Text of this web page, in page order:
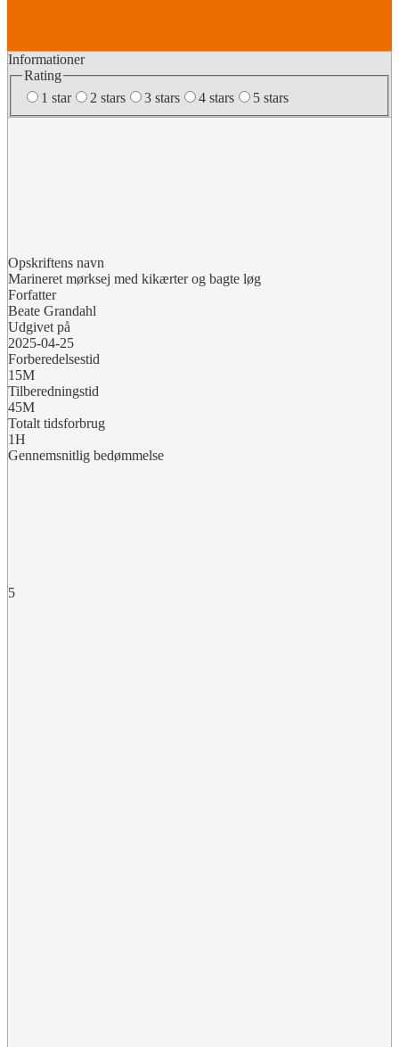
Informationer
Rating
1 star
2 stars 3 stars 4 stars 5 stars
Opskriftens navn
Marineret mørksej med kikærter og bagte løg
Forfatter
Beate Grandahl
Udgivet på
2025-04-25
Forberedelsestid
15M
Tilberedningstid
45M
Totalt tidsforbrug
1H
Gennemsnitlig bedømmelse
5